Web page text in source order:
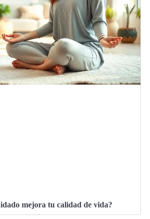
mejora tu calidad de vida?